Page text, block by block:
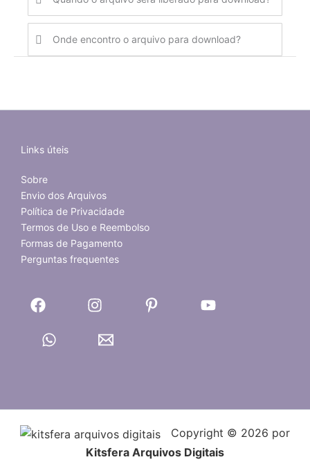
Onde encontro o arquivo para download?
Links úteis
Sobre
Envio dos Arquivos
Política de Privacidade
Termos de Uso e Reembolso
Formas de Pagamento
Perguntas frequentes
Copyright © 2026 por
Kitsfera Arquivos Digitais